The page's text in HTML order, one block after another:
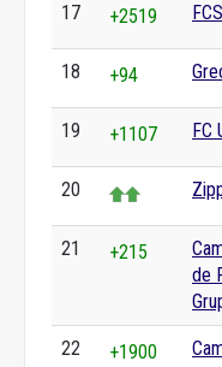
17 +2519
18 +94
19 +1107 FC
20
21 +215
de
22 +1900